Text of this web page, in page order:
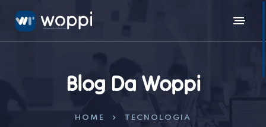
Blog Da Woppi
HOME TECNOLOGIA